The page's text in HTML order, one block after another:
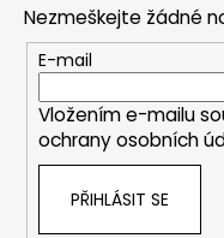
Nezmeškejte žádné
E-mail
Vložením e-mailu
ochrany osobních
PŘIHLÁSIT SE